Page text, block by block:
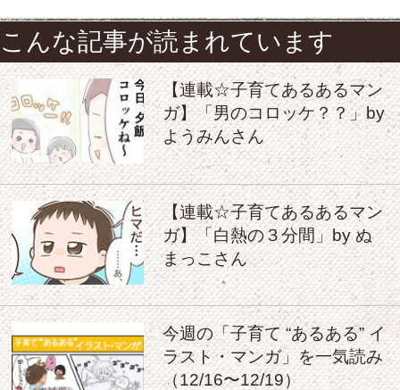
こんな記事が読まれています
【連載☆子育てあるあるマン
ガ】「男のコロッケ？？」by
ようみんさん
【連載☆子育てあるあるマン
ガ】「白熱の３分間」by ぬ
まっこさん
今週の「子育て “あるある” イ
ラスト・マンガ」を一気読み
（12/16〜12/19）